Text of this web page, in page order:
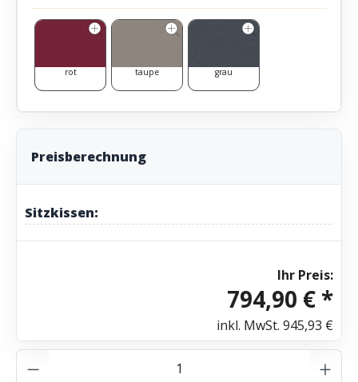
rot taupe grau
Preisberechnung
Sitzkissen:
Ihr Preis:
794,90 € *
inkl. MwSt. 945,93 €
Produkt Anzahl: Gib den gewünschten